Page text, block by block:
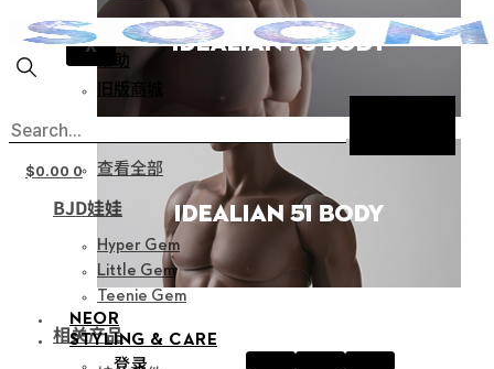
NEOR
STYLING & CARE
登录
X
通知
帮助
旧版商城
新产品
查看全部
BJD娃娃
Hyper Gem
Little Gem
Teenie Gem
相关产品
$0.00 0